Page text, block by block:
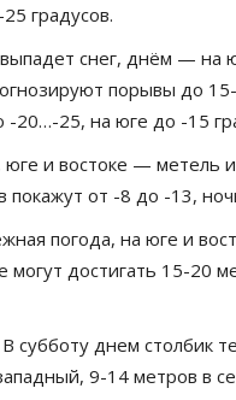
градусов.
снег, днём — на
порывы до
20…-25, на юге до -15
юге и востоке — метель
от -8 до -13,
погода, на юге и
достигать 15-20
субботу днем столбик
9-14 метров в